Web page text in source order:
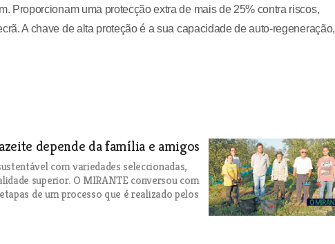
Proporcionam uma protecção extra de mais de 25% contra riscos,
A chave de alta proteção é a sua capacidade de auto-regeneração,
depende da família e amigos
com variedades seleccionadas,
superior. O MIRANTE conversou com
de um processo que é realizado pelos